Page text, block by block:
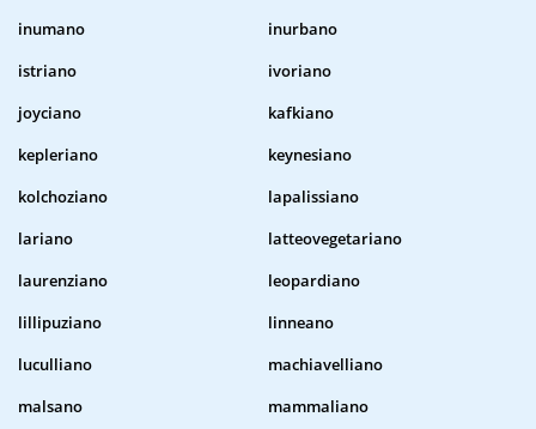
inumano
inurbano
istriano
ivoriano
joyciano
kafkiano
kepleriano
keynesiano
kolchoziano
lapalissiano
lariano
latteovegetariano
laurenziano
leopardiano
lillipuziano
linneano
luculliano
machiavelliano
malsano
mammaliano